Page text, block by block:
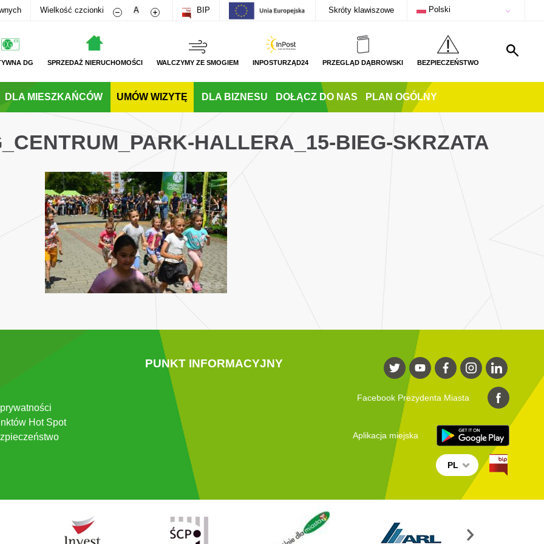
Wielkość czcionki Zmniejsz rozmiar czcionki
A Zwiększ rozmiar czcionki
BIP Skróty klawiszowe Polski
DG SPRZEDAŻ NIERUCHOMOŚCI WALCZYMY ZE SMOGIEM INPOSTURZĄD24 PRZEGLĄD DĄBROWSKI BEZPIECZEŃSTWO
DLA MIESZKAŃCÓW UMÓW WIZYTĘ DLA BIZNESU DOŁĄCZ DO NAS PLAN OGÓLNY
HALLERA_15-BIEG-SKRZATA
Hot Spot
PUNKT INFORMACYJNY
Facebook Prezydenta Miasta
Aplikacja miejska
PL